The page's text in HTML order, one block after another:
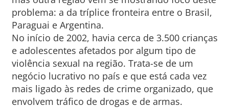
problema: a da tríplice fronteira entre o Brasil,
Paraguai e Argentina.
No início de 2002, havia cerca de 3.500 crianças
e adolescentes afetados por algum tipo de
violência sexual na região. Trata-se de um
negócio lucrativo no país e que está cada vez
mais ligado às redes de crime organizado, que
envolvem tráfico de drogas e de armas.